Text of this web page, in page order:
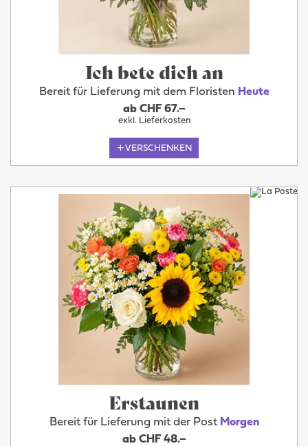
Ich bete dich an
Bereit für Lieferung mit dem Floristen Heute
ab CHF 67.–
exkl. Lieferkosten
VERSCHENKEN
Erstaunen
Bereit für Lieferung mit der Post Morgen
ab CHF 48.–